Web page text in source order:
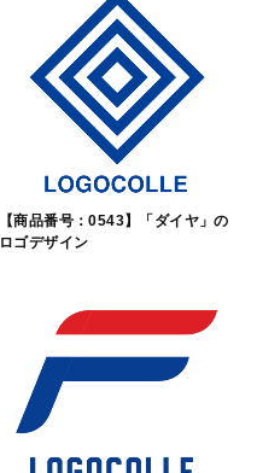
【商品番号：0543】「ダイヤ」の
ロゴデザイン